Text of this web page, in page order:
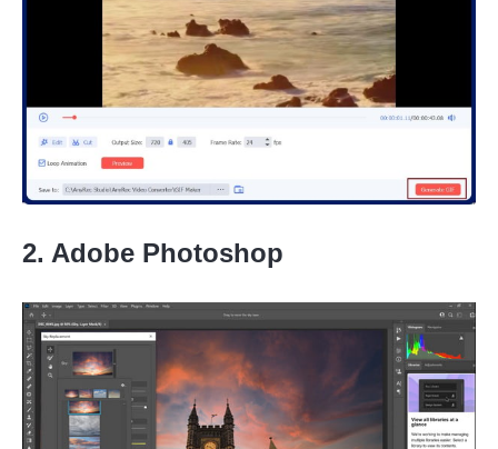
2. Adobe Photoshop